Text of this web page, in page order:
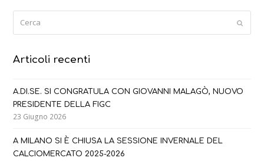
Submit
Articoli recenti
A.DI.SE. SI CONGRATULA CON GIOVANNI MALAGÒ, NUOVO
PRESIDENTE DELLA FIGC
23 Giugno 2026
A MILANO SI È CHIUSA LA SESSIONE INVERNALE DEL
CALCIOMERCATO 2025-2026